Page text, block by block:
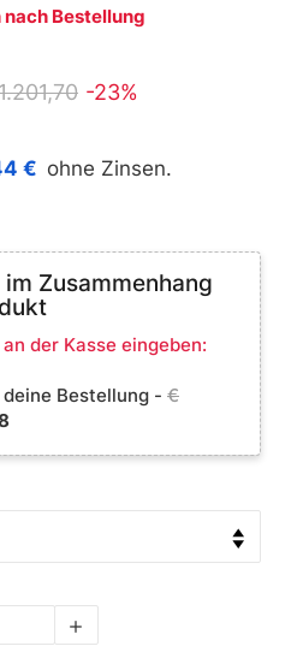
nach Bestellung
-23%
€
Zusammenhang
der Kasse eingeben:
Bestellung - €